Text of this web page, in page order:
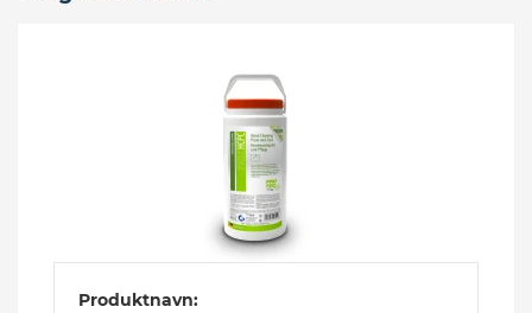
Produktnavn: